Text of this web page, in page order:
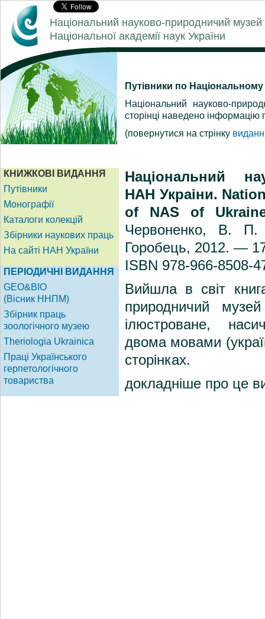
Національний науково-природничий музей
Національної академії наук України
Путівники по
Національний науково-
сторінці наведено інформацію
(повернутися на стрінку
Національний
НАН Украіни.
of NAS of
Червоненко, В.
Горобець, 2012. —
ISBN 978-966-8508-
Вийшла в світ
природничий
ілюстроване,
двома мовами
сторінках.
докладніше про це